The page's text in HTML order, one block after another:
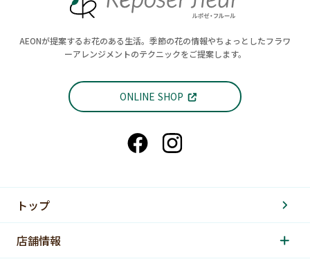
AEONが提案するお花のある生活。季節の花の情報やちょっとしたフラワ
ーアレンジメントのテクニックをご提案します。
ONLINE SHOP
トップ
店舗情報